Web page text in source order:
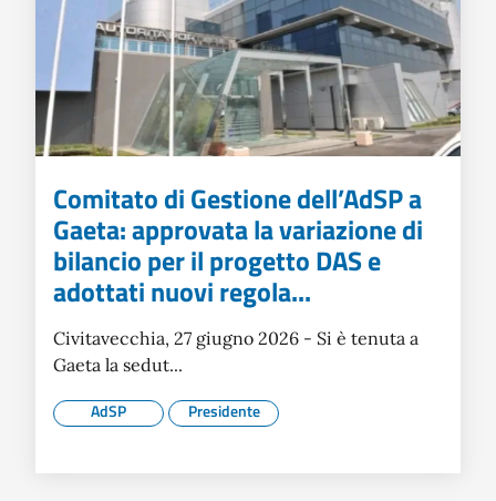
Comitato di Gestione dell’AdSP a
Gaeta: approvata la variazione di
bilancio per il progetto DAS e
adottati nuovi regola...
Civitavecchia, 27 giugno 2026 - Si è tenuta a
Gaeta la sedut...
AdSP Presidente